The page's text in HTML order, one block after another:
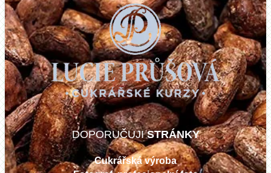
DOPORUČUJISTRÁNKY
Cukrářská výroba